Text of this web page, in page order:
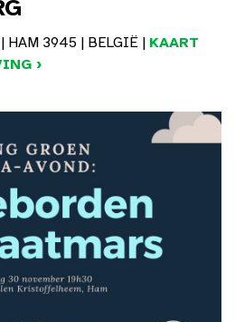
HAM 3945 | BELGIË | KAART
›